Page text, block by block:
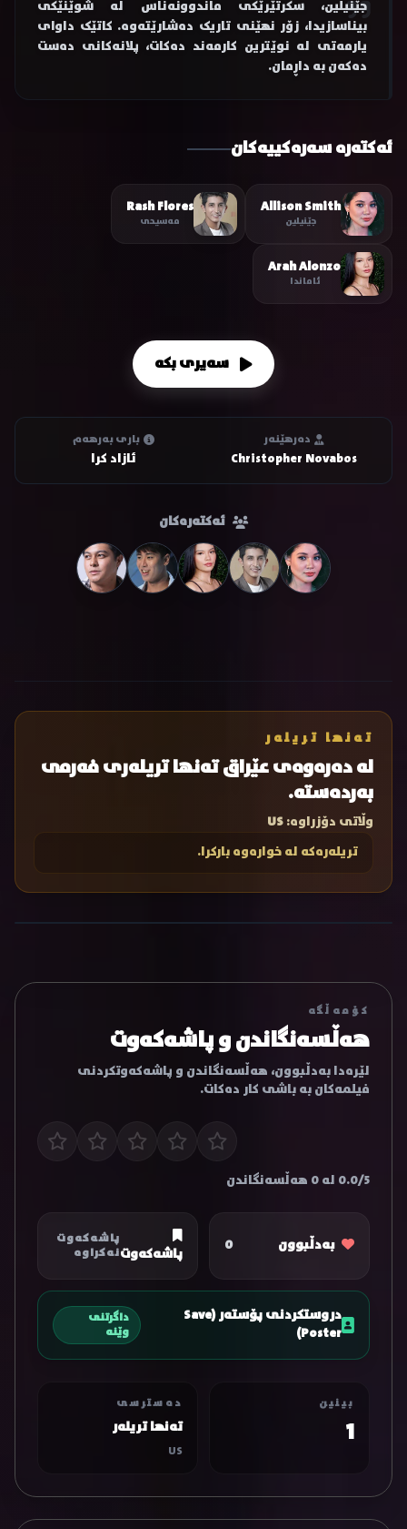
جێنیلین، سکرتێرێکی ماندوونەناس لە شوێنێکی
بیناسازیدا، زۆر نهێنی تاریک دەشارێتەوە. کاتێک داوای
یارمەتی لە نوێترین کارمەند دەکات، پلانەکانی دەست
دەکەن بە داڕمان.
ئەکتەرە سەرەکییەکان
Allison Smith
جێنیلین
Rash Flores
مەسیحی
Arah Alonzo
ئاماندا
سەیری بکە
دەرهێنەر
Christopher Novabos
باری بەرهەم
ئازاد کرا
ئەکتەرەکان
تەنها تریلەر
لە دەرەوەی عێراق تەنها تریلەری فەرمی
بەردەستە.
وڵاتی دۆزراوە:US
تریلەرەکە لە خوارەوە بارکرا.
کۆمەڵگە
هەڵسەنگاندن و پاشەکەوت
لێرەدا بەدڵبوون، هەڵسەنگاندن و پاشەکەوتکردنی
فیلمەکان بە باشی کار دەکات.
0.0/5 لە 0 هەڵسەنگاندن
بەدڵبوون 0 پاشەکەوت
پاشەکەوت
نەکراوە
دروستکردنی پۆستەر (Save
Poster)
داگرتنی
وێنە
بینین
1
دەسترسی
تەنها تریلەر
US